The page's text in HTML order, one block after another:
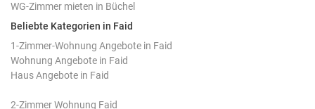
WG-Zimmer mieten in Büchel
Beliebte Kategorien in Faid
1-Zimmer-Wohnung Angebote in Faid
Wohnung Angebote in Faid
Haus Angebote in Faid
2-Zimmer Wohnung Faid